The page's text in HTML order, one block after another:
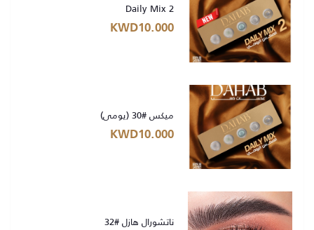
Daily Mix 2
KWD10.000
ميكس #30 (يومي)
KWD10.000
ناتشورال هازل #32